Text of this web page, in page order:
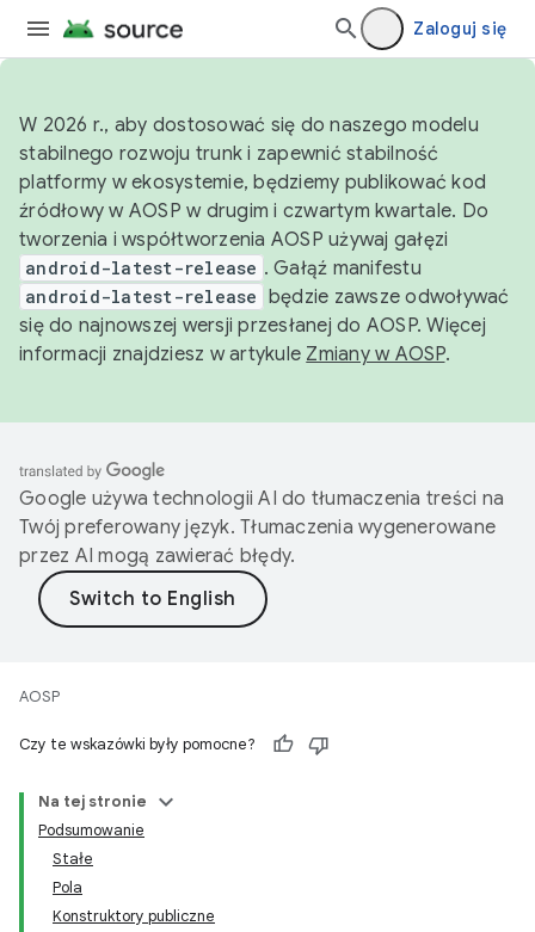
Zaloguj się
W 2026 r., aby dostosować się do naszego modelu
stabilnego rozwoju trunk i zapewnić stabilność
platformy w ekosystemie, będziemy publikować kod
źródłowy w AOSP w drugim i czwartym kwartale. Do
tworzenia i współtworzenia AOSP używaj gałęzi
android-latest-release . Gałąź manifestu
android-latest-release będzie zawsze odwoływać
się do najnowszej wersji przesłanej do AOSP. Więcej
informacji znajdziesz w artykule Zmiany w AOSP.
Google używa technologii AI do tłumaczenia treści na
Twój preferowany język. Tłumaczenia wygenerowane
przez AI mogą zawierać błędy.
AOSP
Czy te wskazówki były pomocne?
Na tej stronie
Podsumowanie
Stałe
Pola
Konstruktory publiczne